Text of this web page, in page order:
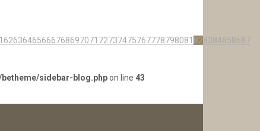
62636465666768697071 72737475767778798081 828384858687
sidebar-blog.phpon line 43